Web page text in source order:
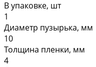
В упаковке, шт
1
Диаметр пузырька, мм
10
Толщина пленки, мм
4